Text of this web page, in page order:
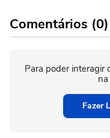
Comentários (0)
Para poder interagir
Fazer